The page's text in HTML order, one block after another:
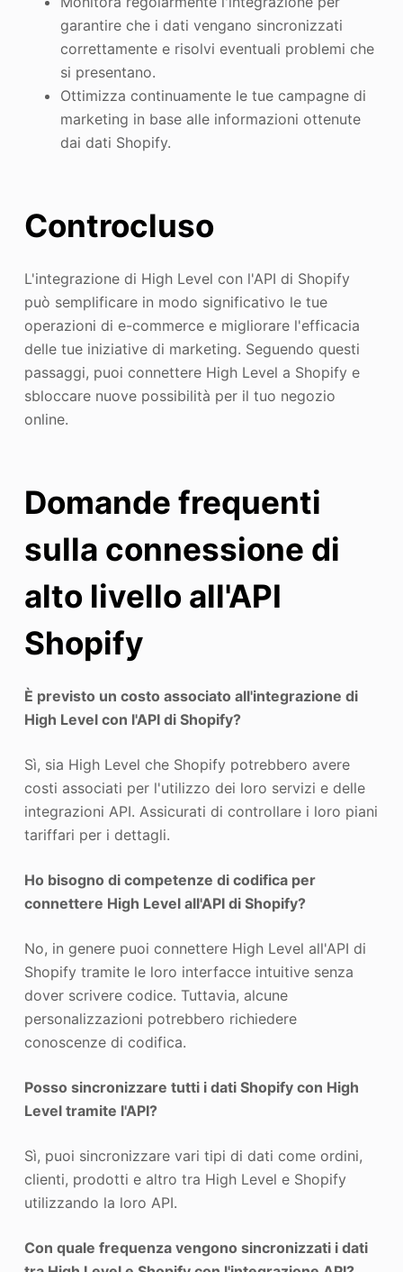
garantire che i dati vengano sincronizzati
correttamente e risolvi eventuali problemi che
si presentano.
Ottimizza continuamente le tue campagne di
marketing in base alle informazioni ottenute
dai dati Shopify.
Controcluso
L'integrazione di High Level con l'API di Shopify
può semplificare in modo significativo le tue
operazioni di e-commerce e migliorare l'efficacia
delle tue iniziative di marketing. Seguendo questi
passaggi, puoi connettere High Level a Shopify e
sbloccare nuove possibilità per il tuo negozio
online.
Domande frequenti
sulla connessione di
alto livello all'API
Shopify
È previsto un costo associato all'integrazione di
High Level con l'API di Shopify?
Sì, sia High Level che Shopify potrebbero avere
costi associati per l'utilizzo dei loro servizi e delle
integrazioni API. Assicurati di controllare i loro piani
tariffari per i dettagli.
Ho bisogno di competenze di codifica per
connettere High Level all'API di Shopify?
No, in genere puoi connettere High Level all'API di
Shopify tramite le loro interfacce intuitive senza
dover scrivere codice. Tuttavia, alcune
personalizzazioni potrebbero richiedere
conoscenze di codifica.
Posso sincronizzare tutti i dati Shopify con High
Level tramite l'API?
Sì, puoi sincronizzare vari tipi di dati come ordini,
clienti, prodotti e altro tra High Level e Shopify
utilizzando la loro API.
Con quale frequenza vengono sincronizzati i dati